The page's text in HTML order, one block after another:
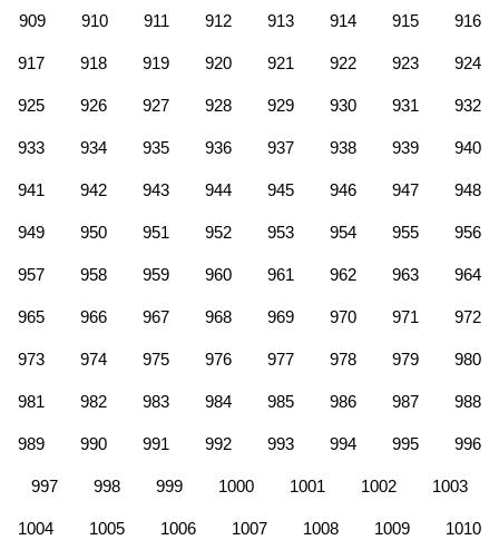
909 910 911 912 913 914 915 916
917 918 919 920 921 922 923 924
925 926 927 928 929 930 931 932
933 934 935 936 937 938 939 940
941 942 943 944 945 946 947 948
949 950 951 952 953 954 955 956
957 958 959 960 961 962 963 964
965 966 967 968 969 970 971 972
973 974 975 976 977 978 979 980
981 982 983 984 985 986 987 988
989 990 991 992 993 994 995 996
997 998 999 1000 1001 1002 1003
1004 1005 1006 1007 1008 1009 1010